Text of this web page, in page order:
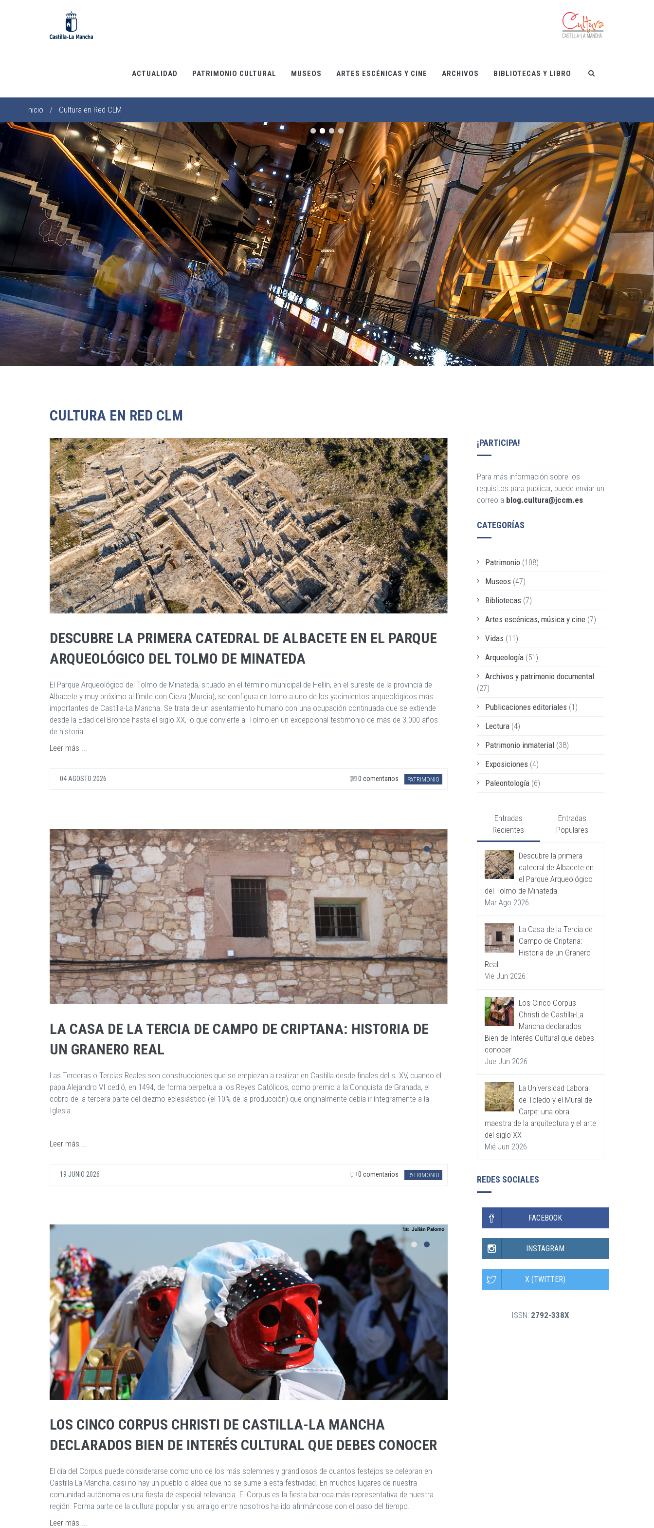
ACTUALIDAD PATRIMONIO CULTURAL MUSEOS ARTES ESCÉNICAS Y CINE ARCHIVOS BIBLIOTECAS Y LIBRO
Sobrescribir
enlaces
de
ayuda
a
la
navegación
Inicio / Cultura en Red CLM
Cultura en Red CLM
PATRIMONIO
CULTURA EN RED CLM
DESCUBRE LA PRIMERA CATEDRAL DE ALBACETE EN EL PARQUE
ARQUEOLÓGICO DEL TOLMO DE MINATEDA
El Parque Arqueológico del Tolmo de Minateda, situado en el término municipal de Hellín, en el sureste de la provincia de
Albacete y muy próximo al límite con Cieza (Murcia), se configura en torno a uno de los yacimientos arqueológicos más
importantes de Castilla-La Mancha. Se trata de un asentamiento humano con una ocupación continuada que se extiende
desde la Edad del Bronce hasta el siglo XX, lo que convierte al Tolmo en un excepcional testimonio de más de 3.000 años
de historia.
Leer más ...
04 AGOSTO 2026 PATRIMONIO
0 comentarios
LA CASA DE LA TERCIA DE CAMPO DE CRIPTANA: HISTORIA DE
UN GRANERO REAL
Las Terceras o Tercias Reales son construcciones que se empiezan a realizar en Castilla desde finales del s. XV, cuando el
papa Alejandro VI cedió, en 1494, de forma perpetua a los Reyes Católicos, como premio a la Conquista de Granada, el
cobro de la tercera parte del diezmo eclesiástico (el 10% de la producción) que originalmente debía ir íntegramente a la
Iglesia.
Leer más ...
19 JUNIO 2026 PATRIMONIO
0 comentarios
LOS CINCO CORPUS CHRISTI DE CASTILLA-LA MANCHA
DECLARADOS BIEN DE INTERÉS CULTURAL QUE DEBES CONOCER
El día del Corpus puede considerarse como uno de los más solemnes y grandiosos de cuantos festejos se celebran en
Castilla-La Mancha, casi no hay un pueblo o aldea que no se sume a esta festividad. En muchos lugares de nuestra
comunidad autónoma es una fiesta de especial relevancia. El Corpus es la fiesta barroca más representativa de nuestra
región. Forma parte de la cultura popular y su arraigo entre nosotros ha ido afirmándose con el paso del tiempo.
Leer más ...
¡PARTICIPA!
Para más información sobre los
requisitos para publicar, puede enviar un
correo a blog.cultura@jccm.es
CATEGORÍAS
Patrimonio(108)
Museos (47)
Bibliotecas (7)
Artes escénicas, música y cine(7)
Vidas (11)
Arqueología(51)
Archivos y patrimonio documental
(27)
Publicaciones editoriales (1)
Lectura(4)
Patrimonio inmaterial(38)
Exposiciones (4)
Paleontología(6)
Entradas
Recientes
Entradas
Populares
Descubre la primera
catedral de Albacete en
el Parque Arqueológico
del Tolmo de Minateda
Mar Ago 2026
La Casa de la Tercia de
Campo de Criptana:
Historia de un Granero
Real
Vie Jun 2026
Los Cinco Corpus
Christi de Castilla-La
Mancha declarados
Bien de Interés Cultural que debes
conocer
Jue Jun 2026
La Universidad Laboral
de Toledo y el Mural de
Carpe: una obra
maestra de la arquitectura y el arte
del siglo XX
Mié Jun 2026
REDES SOCIALES
FACEBOOK
INSTAGRAM
X (TWITTER)
ISSN: 2792-338X